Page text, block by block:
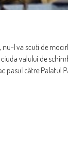
l va scuti de
valului de
pasul către Palatul